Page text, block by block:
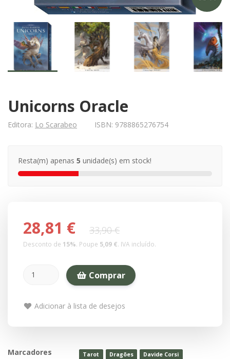
Unicorns Oracle
Editora: Lo Scarabeo ISBN: 9788865276754
Resta(m) apenas 5 unidade(s) em stock!
28,81 € 33,90 €
Desconto de 15%. Poupe 5,09 €. IVA incluído.
Comprar
Adicionar à lista de desejos
Marcadores Tarot Dragões Davide Corsi